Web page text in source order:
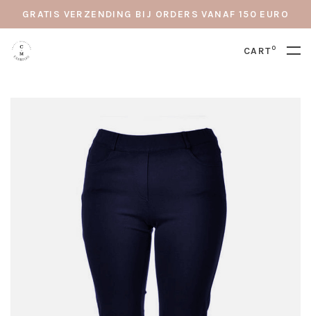
GRATIS VERZENDING BIJ ORDERS VANAF 150 EURO
CART0